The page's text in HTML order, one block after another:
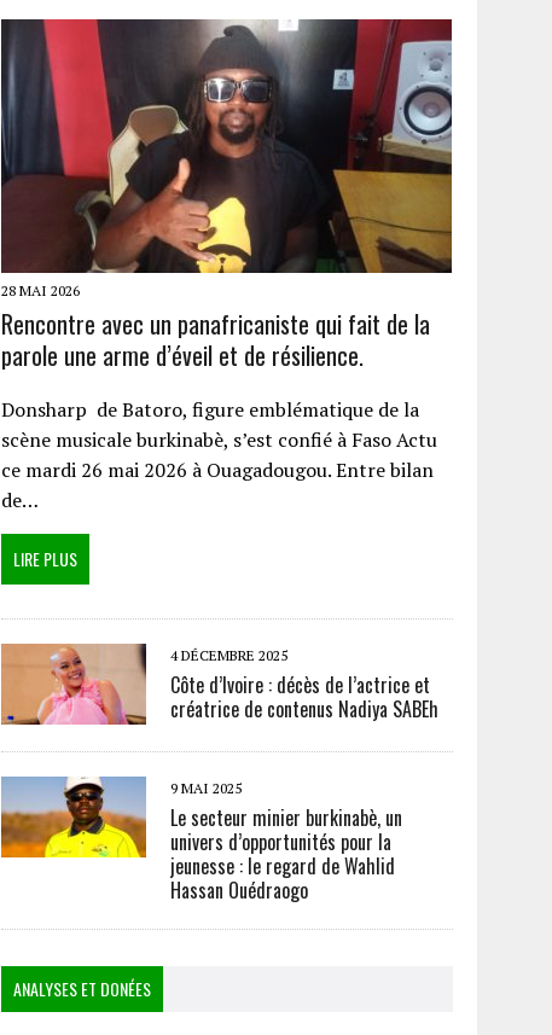
28 MAI 2026
Rencontre avec un panafricaniste qui fait de la
parole une arme d’éveil et de résilience.
Donsharp de Batoro, figure emblématique de la
scène musicale burkinabè, s’est confié à Faso Actu
ce mardi 26 mai 2026 à Ouagadougou. Entre bilan
de…
LIRE PLUS
4 DÉCEMBRE 2025
Côte d’Ivoire : décès de l’actrice et
créatrice de contenus Nadiya SABEh
9 MAI 2025
Le secteur minier burkinabè, un
univers d’opportunités pour la
jeunesse : le regard de Wahlid
Hassan Ouédraogo
ANALYSES ET DONÉES